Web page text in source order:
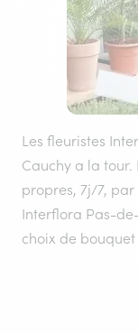
Les fleuristes
Cauchy a la
propres, 7j/7,
Interflora Pas-
choix de